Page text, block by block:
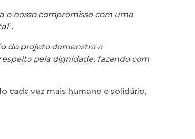
o nosso compromisso com uma
”.
do projeto demonstra a
pela dignidade, fazendo com
cada vez mais humano e solidário,